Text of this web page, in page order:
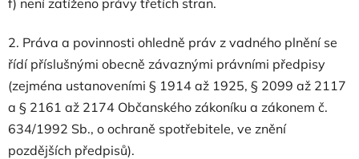
2. Práva a povinnosti ohledně práv z vadného plnění se
řídí příslušnými obecně závaznými právními předpisy
(zejména ustanoveními § 1914 až 1925, § 2099 až 2117
a § 2161 až 2174 Občanského zákoníku a zákonem č.
634/1992 Sb., o ochraně spotřebitele, ve znění
pozdějších předpisů).